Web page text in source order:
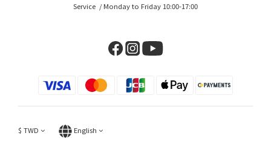
Service / Monday to Friday 10:00-17:00
$ TWD English